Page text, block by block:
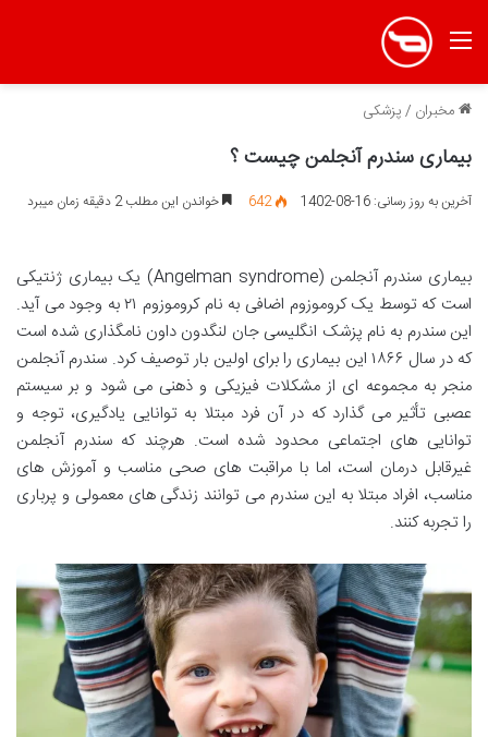
منو
مخبران /پزشکی
بیماری سندرم آنجلمن چیست ؟
آخرین به روز رسانی: 16-08-1402 642 خواندن این مطلب 2 دقیقه زمان میبرد
بیماری سندرم آنجلمن (Angelman syndrome) یک بیماری ژنتیکی
است که توسط یک کروموزوم اضافی به نام کروموزوم ۲۱ به وجود می آید.
این سندرم به نام پزشک انگلیسی جان لنگدون داون نامگذاری شده است
که در سال ۱۸۶۶ این بیماری را برای اولین بار توصیف کرد. سندرم آنجلمن
منجر به مجموعه ای از مشکلات فیزیکی و ذهنی می شود و بر سیستم
عصبی تأثیر می گذارد که در آن فرد مبتلا به توانایی یادگیری، توجه و
توانایی های اجتماعی محدود شده است. هرچند که سندرم آنجلمن
غیرقابل درمان است، اما با مراقبت های صحی مناسب و آموزش های
مناسب، افراد مبتلا به این سندرم می توانند زندگی های معمولی و پرباری
را تجربه کنند.